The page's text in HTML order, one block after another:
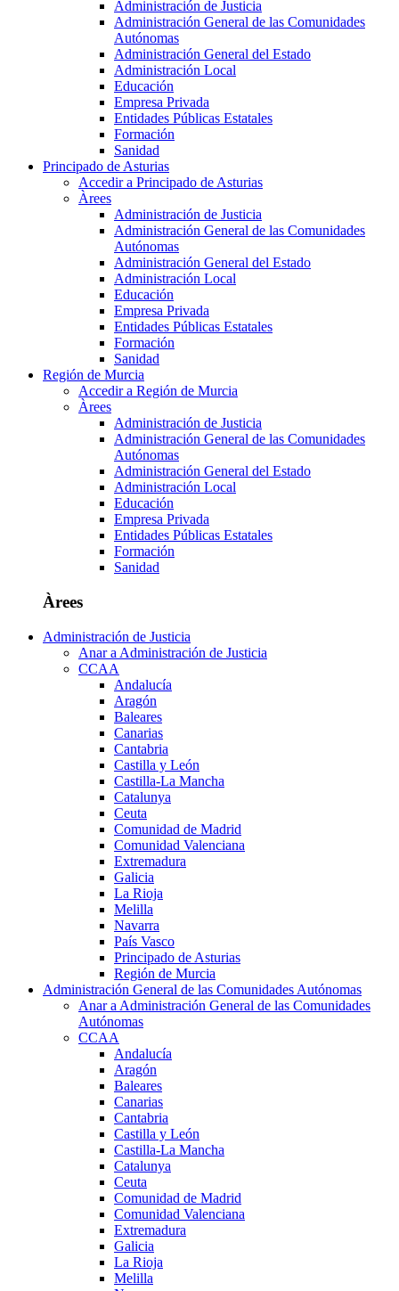
Administración de Justicia
Administración General de las Comunidades
Autónomas
Administración General del Estado
Administración Local
Educación
Empresa Privada
Entidades Públicas Estatales
Formación
Sanidad
Principado de Asturias
Accedir a Principado de Asturias
Àrees
Administración de Justicia
Administración General de las Comunidades
Autónomas
Administración General del Estado
Administración Local
Educación
Empresa Privada
Entidades Públicas Estatales
Formación
Sanidad
Región de Murcia
Accedir a Región de Murcia
Àrees
Administración de Justicia
Administración General de las Comunidades
Autónomas
Administración General del Estado
Administración Local
Educación
Empresa Privada
Entidades Públicas Estatales
Formación
Sanidad
Àrees
Administración de Justicia
Anar a Administración de Justicia
CCAA
Andalucía
Aragón
Baleares
Canarias
Cantabria
Castilla y León
Castilla-La Mancha
Catalunya
Ceuta
Comunidad de Madrid
Comunidad Valenciana
Extremadura
Galicia
La Rioja
Melilla
Navarra
País Vasco
Principado de Asturias
Región de Murcia
Administración General de las Comunidades Autónomas
Anar a Administración General de las Comunidades
Autónomas
CCAA
Andalucía
Aragón
Baleares
Canarias
Cantabria
Castilla y León
Castilla-La Mancha
Catalunya
Ceuta
Comunidad de Madrid
Comunidad Valenciana
Extremadura
Galicia
La Rioja
Melilla